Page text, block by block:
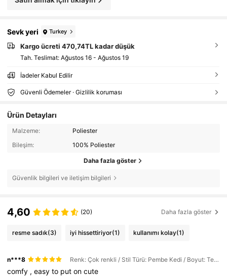
Sevk yeri Turkey
Kargo ücreti 470,74TL kadar düşük
Tah. Teslimat: Ağustos 16 - Ağustos 19
İadeler Kabul Edilir
Güvenli Ödemeler · Gizlilik koruması
Ürün Detayları
Malzeme:
Poliester
Bileşim:
100% Poliester
Daha fazla göster
Güvenlik bilgileri ve iletişim bilgileri
4,60 (20) Daha fazla göster
resme sadık(3) iyi hissettiriyor(1) kullanımı kolay(1)
n***8 Renk: Çok renkli / Stil Türü: Pembe Kedi / Boyut: Tek boyut
comfy ,easyto putoncute